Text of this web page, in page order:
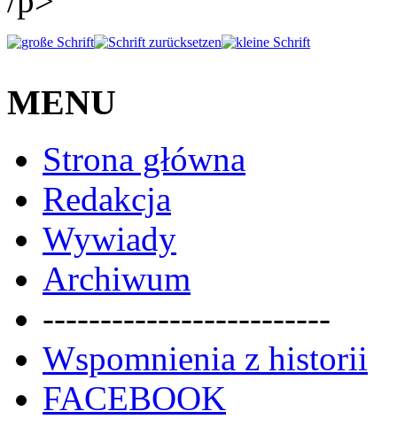
MENU
Strona główna
Redakcja
Wywiady
Archiwum
-------------------------
Wspomnienia z historii
FACEBOOK